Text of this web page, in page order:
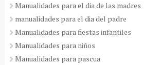
Manualidades para el dia de las madres
manualidades para el dia del padre
Manualidades para fiestas infantiles
Manualidades para niños
Manualidades para pascua